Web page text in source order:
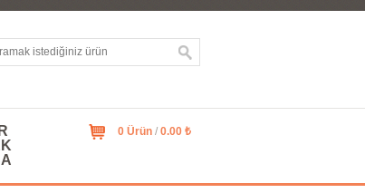
0 Ürün / 0.00 ₺